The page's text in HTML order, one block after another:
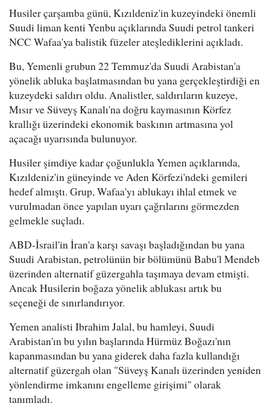
Husiler çarşamba günü, Kızıldeniz'in kuzeyindeki önemli
Suudi liman kenti Yenbu açıklarında Suudi petrol tankeri
NCC Wafaa'ya balistik füzeler ateşlediklerini açıkladı.
Bu, Yemenli grubun 22 Temmuz'da Suudi Arabistan'a
yönelik abluka başlatmasından bu yana gerçekleştirdiği en
kuzeydeki saldırı oldu. Analistler, saldırıların kuzeye,
Mısır ve Süveyş Kanalı'na doğru kaymasının Körfez
krallığı üzerindeki ekonomik baskının artmasına yol
açacağı uyarısında bulunuyor.
Husiler şimdiye kadar çoğunlukla Yemen açıklarında,
Kızıldeniz'in güneyinde ve Aden Körfezi'ndeki gemileri
hedef almıştı. Grup, Wafaa'yı ablukayı ihlal etmek ve
vurulmadan önce yapılan uyarı çağrılarını görmezden
gelmekle suçladı.
ABD-İsrail'in İran'a karşı savaşı başladığından bu yana
Suudi Arabistan, petrolünün bir bölümünü Babu'l Mendeb
üzerinden alternatif güzergahla taşımaya devam etmişti.
Ancak Husilerin boğaza yönelik ablukası artık bu
seçeneği de sınırlandırıyor.
Yemen analisti Ibrahim Jalal, bu hamleyi, Suudi
Arabistan'ın bu yılın başlarında Hürmüz Boğazı'nın
kapanmasından bu yana giderek daha fazla kullandığı
alternatif güzergah olan "Süveyş Kanalı üzerinden yeniden
yönlendirme imkanını engelleme girişimi" olarak
tanımladı.